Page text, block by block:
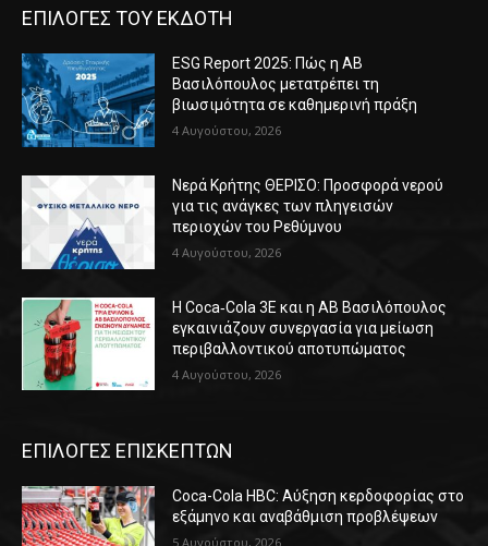
ΕΠΙΛΟΓΕΣ ΤΟΥ ΕΚΔΟΤΗ
ESG Report 2025: Πώς η ΑΒ
Βασιλόπουλος μετατρέπει τη
βιωσιμότητα σε καθημερινή πράξη
4 Αυγούστου, 2026
Νερά Κρήτης ΘΕΡΙΣΟ: Προσφορά νερού
για τις ανάγκες των πληγεισών
περιοχών του Ρεθύμνου
4 Αυγούστου, 2026
Η Coca‑Cola 3E και η ΑΒ Βασιλόπουλος
εγκαινιάζουν συνεργασία για μείωση
περιβαλλοντικού αποτυπώματος
4 Αυγούστου, 2026
ΕΠΙΛΟΓΕΣ ΕΠΙΣΚΕΠΤΩΝ
Coca-Cola HBC: Αύξηση κερδοφορίας στο
εξάμηνο και αναβάθμιση προβλέψεων
5 Αυγούστου, 2026